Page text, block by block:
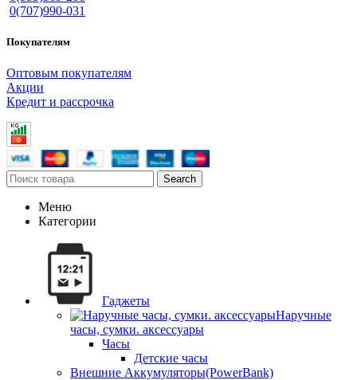
0(707)990-031
Покупателям
Оптовым покупателям
Акции
Кредит и рассрочка
Search
Меню
Категории
Гаджеты
Наручные
часы, сумки. аксессуары
Часы
Детские часы
Внешние Аккумуляторы(PowerBank)